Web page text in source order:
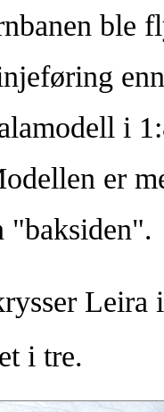
ble
i
er
"baksiden".
Leira
i tre.